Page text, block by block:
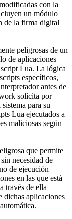
con la
un módulo
de la firma digital
peligrosas de un
de aplicaciones
Lua. La lógica
específicos,
antes de
solicita por
para su
Lua ejecutados a
maliciosas según
que permite
necesidad de
de ejecución
en las que está
través de ella
dichas aplicaciones